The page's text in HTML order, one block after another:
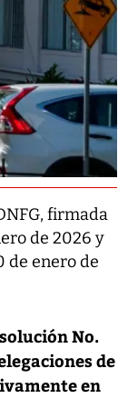
firmada
de 2026 y
de enero de
No.
de
en